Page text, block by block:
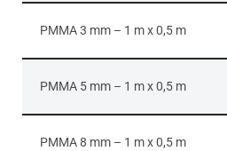
PMMA 3 mm – 1 m x 0,5 m
PMMA 5 mm – 1 m x 0,5 m
PMMA 8 mm – 1 m x 0,5 m